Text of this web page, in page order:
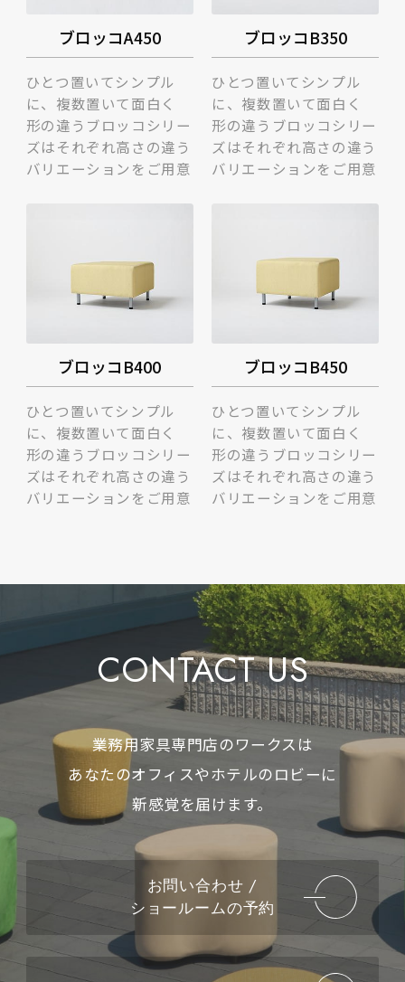
ブロッコA450
ひとつ置いてシンプル
に、複数置いて面白く
形の違うブロッコシリー
ズはそれぞれ高さの違う
バリエーションをご用意
ブロッコB350
ひとつ置いてシンプル
に、複数置いて面白く
形の違うブロッコシリー
ズはそれぞれ高さの違う
バリエーションをご用意
ブロッコB400
ひとつ置いてシンプル
に、複数置いて面白く
形の違うブロッコシリー
ズはそれぞれ高さの違う
バリエーションをご用意
ブロッコB450
ひとつ置いてシンプル
に、複数置いて面白く
形の違うブロッコシリー
ズはそれぞれ高さの違う
バリエーションをご用意
CONTACT US
業務用家具専門店のワークスは
あなたのオフィスやホテルのロビーに
新感覚を届けます。
お問い合わせ /
ショールームの予約